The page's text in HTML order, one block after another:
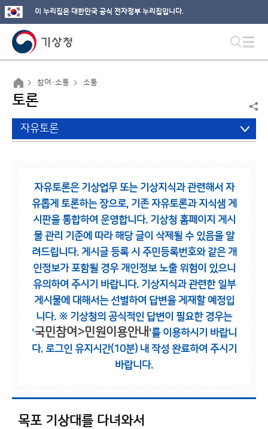
이 누리집은 대한민국 공식 전자정부 누리집입니다.
참여·소통 소통
토론
자유토론
자유토론은 기상업무 또는 기상지식과 관련해서 자
유롭게 토론하는 장으로, 기존 자유토론과 지식샘 게
시판을 통합하여 운영합니다. 기상청 홈페이지 게시
물 관리 기준에 따라 해당 글이 삭제될 수 있음을 알
려드립니다. 게시글 등록 시 주민등록번호와 같은 개
인정보가 포함될 경우 개인정보 노출 위험이 있으니
유의하여 주시기 바랍니다. 기상지식과 관련한 일부
게시물에 대해서는 선별하여 답변을 게재할 예정입
니다. ※ 기상청의 공식적인 답변이 필요한 경우는
'국민참여>민원이용안내 '를 이용하시기 바랍니
다. 로그인 유지시간(10분) 내 작성 완료하여 주시기
바랍니다.
목포 기상대를 다녀와서